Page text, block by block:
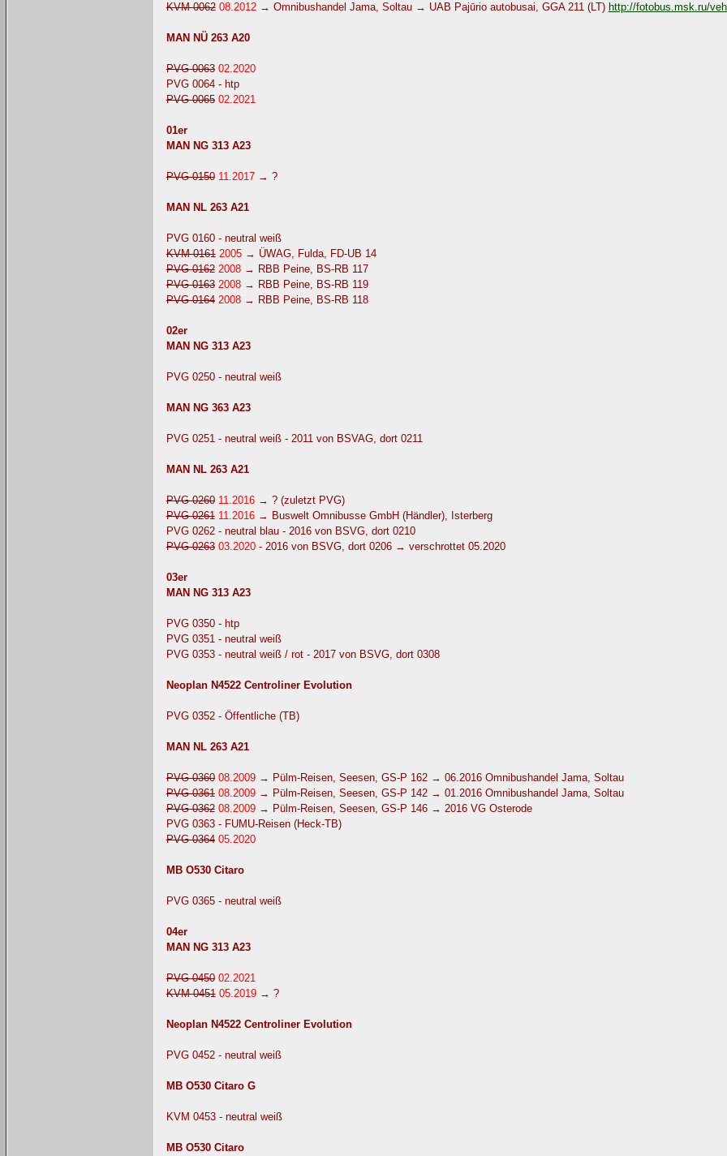
KVM 0062 08.2012→ Omnibushandel Jama, Soltau → UAB Pajūrio autobusai, GGA 211 (LT) http://fotobus.msk.ru/
MAN NÜ 263 A20
PVG 0063 02.2020
PVG 0064 - htp
PVG 0065 02.2021
01er
MAN NG 313 A23
PVG 0150 11.2017→ ?
MAN NL 263 A21
PVG 0160 - neutral weiß
KVM 0161 2005→ ÜWAG, Fulda, FD-UB 14
PVG 0162 2008→ RBB Peine, BS-RB 117
PVG 0163 2008→ RBB Peine, BS-RB 119
PVG 0164 2008→ RBB Peine, BS-RB 118
02er
MAN NG 313 A23
PVG 0250 - neutral weiß
MAN NG 363 A23
PVG 0251 - neutral weiß - 2011 von BSVAG, dort 0211
MAN NL 263 A21
PVG 0260 11.2016→ ? (zuletzt PVG)
PVG 0261 11.2016→ Buswelt Omnibusse GmbH (Händler), Isterberg
PVG 0262 - neutral blau - 2016 von BSVG, dort 0210
PVG 0263 03.2020- 2016 von BSVG, dort 0206 → verschrottet 05.2020
03er
MAN NG 313 A23
PVG 0350 - htp
PVG 0351 - neutral weiß
PVG 0353 - neutral weiß / rot - 2017 von BSVG, dort 0308
Neoplan N4522 Centroliner Evolution
PVG 0352 - Öffentliche (TB)
MAN NL 263 A21
PVG 0360 08.2009→ Pülm-Reisen, Seesen, GS-P 162 → 06.2016 Omnibushandel Jama, Soltau
PVG 0361 08.2009→ Pülm-Reisen, Seesen, GS-P 142 → 01.2016 Omnibushandel Jama, Soltau
PVG 0362 08.2009→ Pülm-Reisen, Seesen, GS-P 146 → 2016 VG Osterode
PVG 0363 - FUMU-Reisen (Heck-TB)
PVG 0364 05.2020
MB O530 Citaro
PVG 0365 - neutral weiß
04er
MAN NG 313 A23
PVG 0450 02.2021
KVM 0451 05.2019→ ?
Neoplan N4522 Centroliner Evolution
PVG 0452 - neutral weiß
MB O530 Citaro G
KVM 0453 - neutral weiß
MB O530 Citaro